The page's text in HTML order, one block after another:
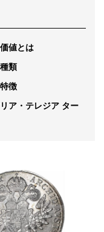
値とは
類
徴
ア・テレジア ター